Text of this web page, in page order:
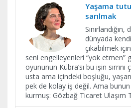
Yaşama
sarılmak
Sınırlandığın,
dünyada
çıkabilmek
seni engelleyenleri “yok etmen”
oyununun Kübra’sı bu işin
usta ama içindeki boşluğu,
pek de kolay iş değil. Ama
kurmuş: Gözbağ Ticaret Ulaşım